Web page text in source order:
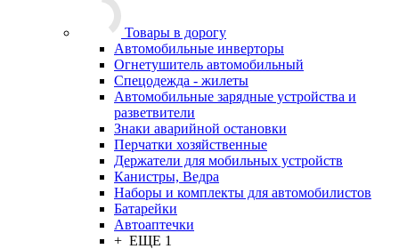
Товары в дорогу
Автомобильные инверторы
Огнетушитель автомобильный
Спецодежда - жилеты
Автомобильные зарядные устройства и
разветвители
Знаки аварийной остановки
Перчатки хозяйственные
Держатели для мобильных устройств
Канистры, Ведра
Наборы и комплекты для автомобилистов
Батарейки
Автоаптечки
+ ЕЩЕ 1